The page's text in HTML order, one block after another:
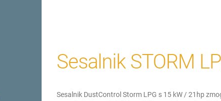
Sesalnik STORM
Sesalnik DustControl Storm LPG s 15 kW / 21hp